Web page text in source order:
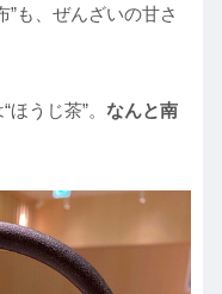
”も、ぜんざいの甘さ
うじ茶”。 なんと南